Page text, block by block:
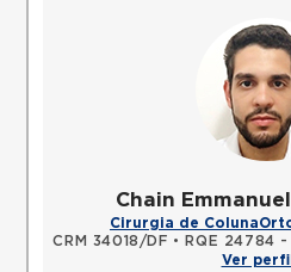
Chain
Cirurgia de Coluna
CRM 34018/DF •
RQE 24784 -
Ver perfil